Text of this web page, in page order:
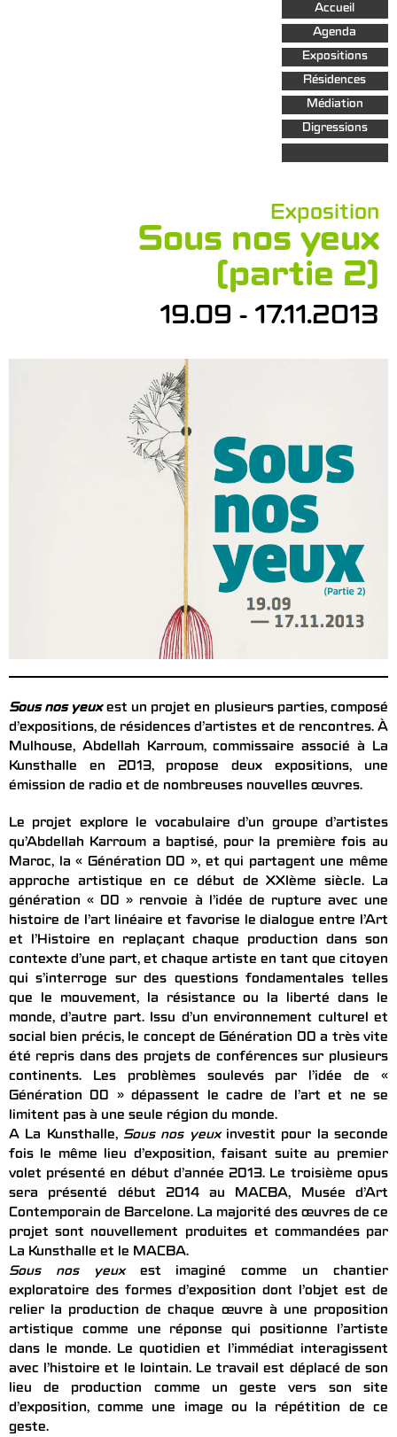
Aller au
contenu
principal
Accueil
Agenda
Expositions
Résidences
Médiation
Digressions
Exposition
Sous nos yeux
(partie 2)
19.09 - 17.11.2013
Sous nos yeuxest un projet en plusieurs parties, composé
d’expositions, de résidences d’artistes et de rencontres. À
Mulhouse, Abdellah Karroum, commissaire associé à La
Kunsthalle en 2013, propose deux expositions, une
émission de radio et de nombreuses nouvelles œuvres.
Le projet explore le vocabulaire d’un groupe d’artistes
qu’Abdellah Karroum a baptisé, pour la première fois au
Maroc, la « Génération 00 », et qui partagent une même
approche artistique en ce début de XXIème siècle. La
génération « 00 » renvoie à l’idée de rupture avec une
histoire de l’art linéaire et favorise le dialogue entre l’Art
et l’Histoire en replaçant chaque production dans son
contexte d’une part, et chaque artiste en tant que citoyen
qui s’interroge sur des questions fondamentales telles
que le mouvement, la résistance ou la liberté dans le
monde, d’autre part. Issu d’un environnement culturel et
social bien précis, le concept de Génération 00 a très vite
été repris dans des projets de conférences sur plusieurs
continents. Les problèmes soulevés par l’idée de «
Génération 00 » dépassent le cadre de l’art et ne se
limitent pas à une seule région du monde.
A La Kunsthalle, Sous nos yeuxinvestit pour la seconde
fois le même lieu d’exposition, faisant suite au premier
volet présenté en début d’année 2013. Le troisième opus
sera présenté début 2014 au MACBA, Musée d’Art
Contemporain de Barcelone. La majorité des œuvres de ce
projet sont nouvellement produites et commandées par
La Kunsthalle et le MACBA.
Sous nos yeuxest imaginé comme un chantier
exploratoire des formes d’exposition dont l’objet est de
relier la production de chaque œuvre à une proposition
artistique comme une réponse qui positionne l’artiste
dans le monde. Le quotidien et l’immédiat interagissent
avec l’histoire et le lointain. Le travail est déplacé de son
lieu de production comme un geste vers son site
d’exposition, comme une image ou la répétition de ce
geste.